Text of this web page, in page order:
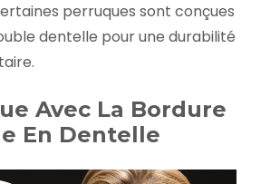
perruques sont conçues
dentelle pour une durabilité
Avec La Bordure
En Dentelle